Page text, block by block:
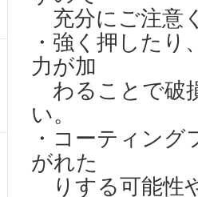
充分にご注意
・強く押した
力が加
わることで破
い。
・コーティン
がれた
りする可能性